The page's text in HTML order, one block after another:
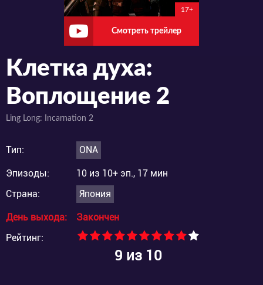
17+
Смотреть трейлер
Клетка духа:
Воплощение 2
Ling Long: Incarnation 2
Тип: ONA
Эпизоды:
10 из 10+ эп., 17 мин
Страна:
Япония
День выхода:
Закончен
Рейтинг:
9 из 10